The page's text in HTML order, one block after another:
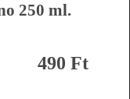
250 ml.
490 Ft